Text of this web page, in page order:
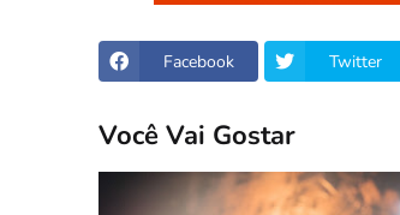
Facebook Twitter
Você Vai Gostar